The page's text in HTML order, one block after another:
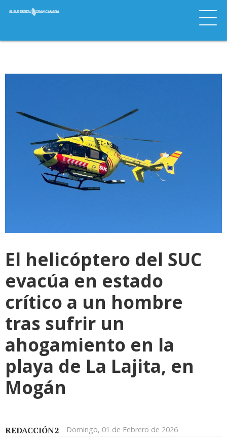
El helicóptero del SUC
evacúa en estado
crítico a un hombre
tras sufrir un
ahogamiento en la
playa de La Lajita, en
Mogán
REDACCIÓN2 Domingo, 01 de Febrero de 2026